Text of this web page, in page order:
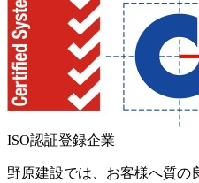
ISO認証登録企業
野原建設では、お客様へ質の